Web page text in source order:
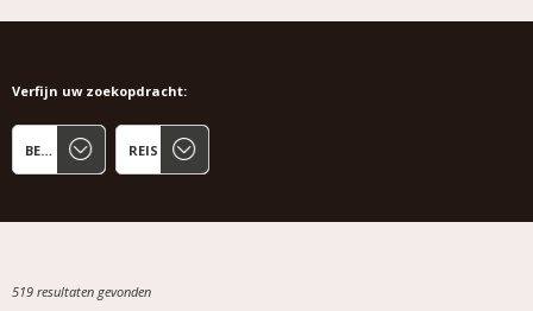
Verfijn uw zoekopdracht:
519 resultaten gevonden